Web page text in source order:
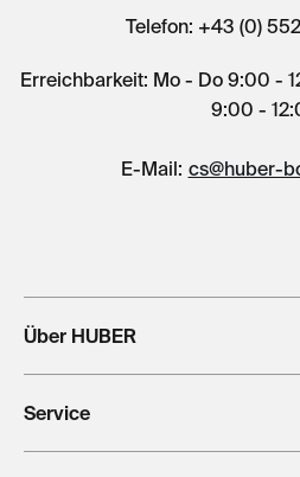
Telefon: +43 (0)
Erreichbarkeit: Mo - Do 9:00 -
9:00 -
E-Mail: cs@huber-
Über HUBER
Service